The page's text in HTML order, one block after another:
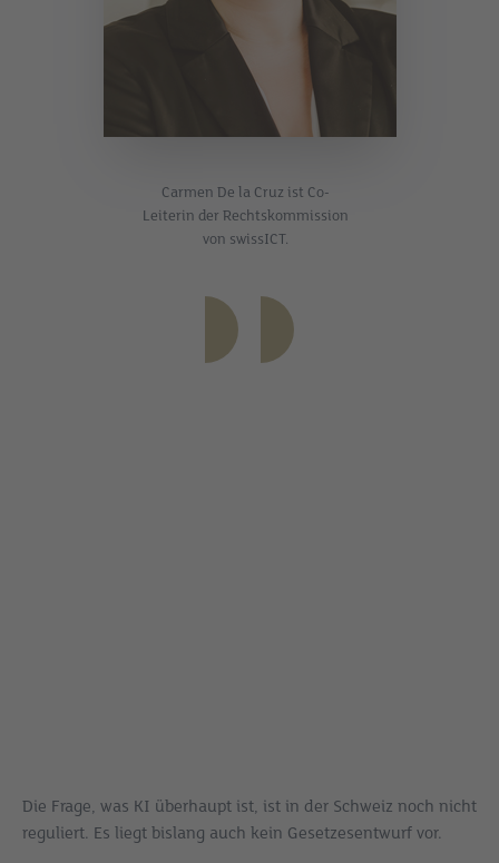
Carmen De la Cruz ist Co-
Leiterin der Rechtskommission
von swissICT.
Die Frage, was KI überhaupt ist, ist in der Schweiz noch nicht
reguliert. Es liegt bislang auch kein Gesetzesentwurf vor.